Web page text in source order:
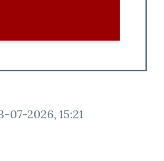
07-2026, 15:21